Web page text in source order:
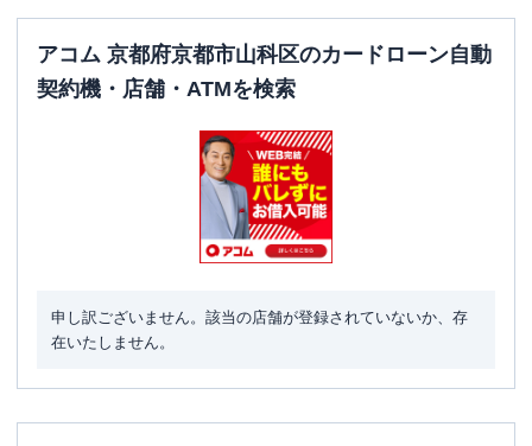
アコム 京都府京都市山科区のカードローン自動
契約機・店舗・ATMを検索
申し訳ございません。該当の店舗が登録されていないか、存
在いたしません。